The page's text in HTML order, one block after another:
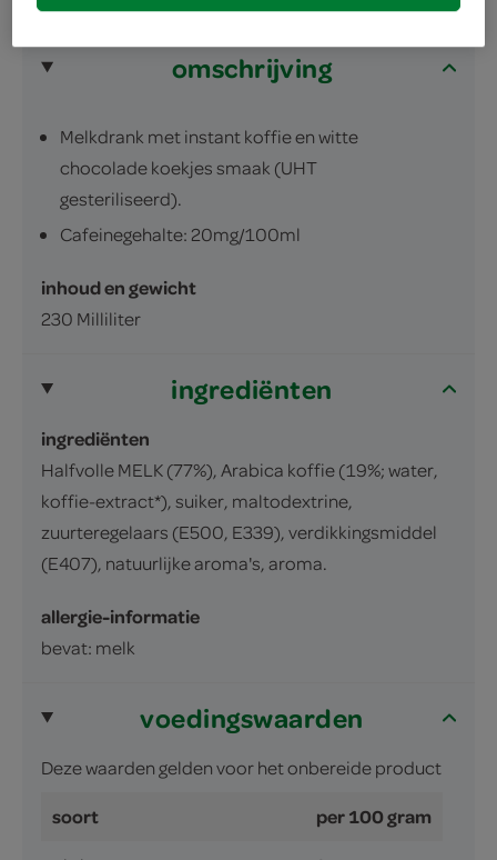
omschrijving
Melkdrank met instant koffie en witte
chocolade koekjes smaak (UHT
gesteriliseerd).
Cafeinegehalte: 20mg/100ml
inhoud en gewicht
230 Milliliter
ingrediënten
ingrediënten
Halfvolle MELK (77%), Arabica koffie (19%; water,
koffie-extract*), suiker, maltodextrine,
zuurteregelaars (E500, E339), verdikkingsmiddel
(E407), natuurlijke aroma's, aroma.
allergie-informatie
bevat: melk
voedingswaarden
Deze waarden gelden voor het onbereide product
soort per 100 gram